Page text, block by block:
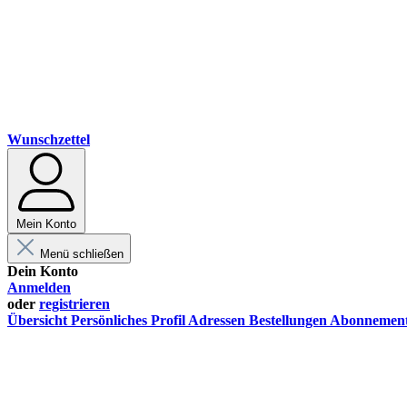
Wunschzettel
Mein Konto
Menü schließen
Dein Konto
Anmelden
oder registrieren
Übersicht Persönliches Profil Adressen Bestellungen